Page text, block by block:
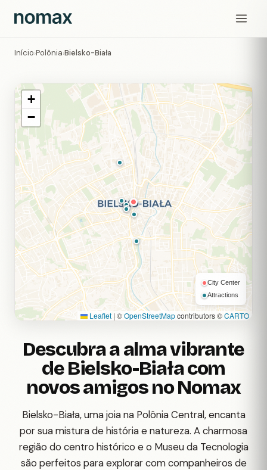
Início›Polônia›Bielsko-Biała
Descubra a alma vibrante
de Bielsko-Biała com
novos amigos no Nomax
Bielsko-Biała, uma joia na Polônia Central, encanta
por sua mistura de história e natureza. A charmosa
região do centro histórico e o Museu da Tecnologia
são perfeitos para explorar com companheiros de
+
−
City Center
Attractions
Leaflet | ©OpenStreetMapcontributors ©CARTO